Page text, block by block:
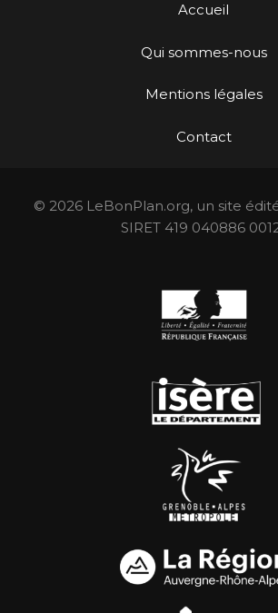
Accueil
Qui sommes-nous
Mentions légales
Contact
© 2026 LeBonPlan.org, un site
SIRET 419 040886